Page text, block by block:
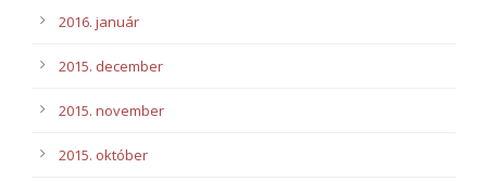
2016. január
2015. december
2015. november
2015. október